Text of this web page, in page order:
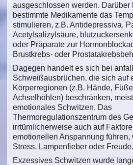
ausgeschlossen werden. Darüber
bestimmte Medikamente das
stimulieren, z.B. Antidepressiva,
Acetylsalizylsäure,
oder Präparate zur
Brustkrebs- oder
Dagegen handelt es sich bei
Schweißausbrüchen, die sich auf
Körperregionen (z.B. Hände,
Achselhöhlen) beschränken,
emotionales Schwitzen. Das
Thermoregulationszentrum des
irrtümlicherweise auch auf
emotionellen Anspannung führen,
Stress, Lampenfieber oder Freude.
Exzessives Schwitzen wurde